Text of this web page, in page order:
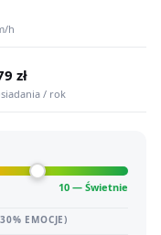
h
zł
/ rok
10 — Świetnie
EMOCJE)